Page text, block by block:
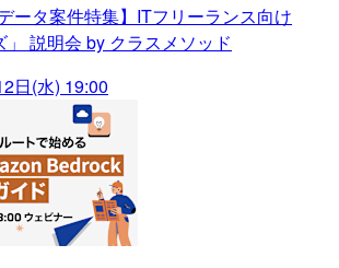
ータ案件特集】ITフリーランス向け
」 説明会 by クラスメソッド
日(水) 19:00